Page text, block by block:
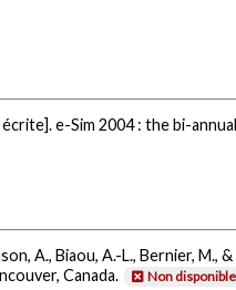
e-Sim 2004 : the bi-
A., Biaou, A.-L., Bernier, M.,
Canada. Non disponible